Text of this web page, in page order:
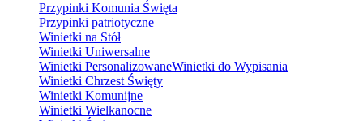
Przypinki Komunia Święta
Przypinki patriotyczne
Winietki na Stół
Winietki Uniwersalne
Winietki PersonalizowaneWinietki do Wypisania
Winietki Chrzest Święty
Winietki Komunijne
Winietki Wielkanocne